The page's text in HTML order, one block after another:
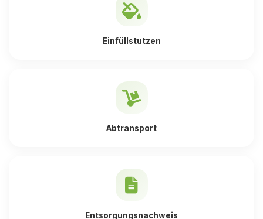
Einfüllstutzen
Abtransport
Entsorgungsnachweis